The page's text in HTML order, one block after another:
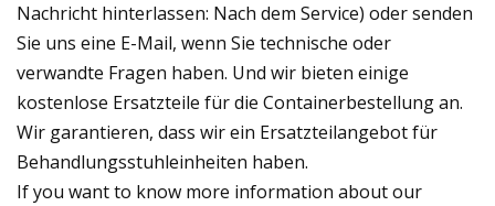
Nachricht hinterlassen: Nach dem Service) oder senden
Sie uns eine E-Mail, wenn Sie technische oder
verwandte Fragen haben. Und wir bieten einige
kostenlose Ersatzteile für die Containerbestellung an.
Wir garantieren, dass wir ein Ersatzteilangebot für
Behandlungsstuhleinheiten haben.
If you want to know more information about our